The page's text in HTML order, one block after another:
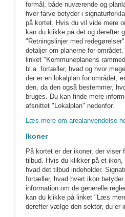
formål, både nuværende og
hver farve betyder i
på kortet. Hvis du vil vide mere
kan du klikke på det og derefter
"Retningslinjer med
detaljer om planerne for
linket "Kommuneplanens
bl.a. fortæller, hvad og hvor
der er en lokalplan for området,
den, da den også bestemmer,
bruges. Du kan finde mere
afsnittet "Lokalplan" nedenfor.
Læs mere om arealanvendelse
Ikoner
På kortet er der ikoner, der viser
tilbud. Hvis du klikker på et
hvad det tilbud indeholder.
fortæller, hvad hvert ikon
information om de generelle
kan du klikke på linket "Læs
derefter vælge den sektor, du er